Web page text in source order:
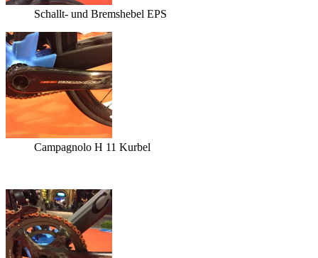
Schallt- und Bremshebel EPS
Campagnolo H 11 Kurbel